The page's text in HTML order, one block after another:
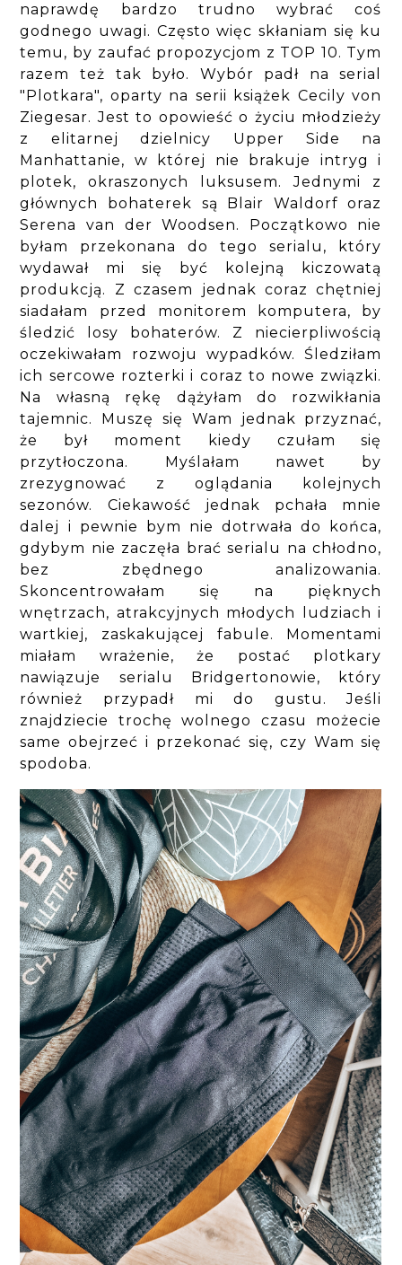
naprawdę bardzo trudno wybrać coś
godnego uwagi. Często więc skłaniam się ku
temu, by zaufać propozycjom z TOP 10. Tym
razem też tak było. Wybór padł na serial
"Plotkara", oparty na serii książek Cecily von
Ziegesar. Jest to opowieść o życiu młodzieży
z elitarnej dzielnicy Upper Side na
Manhattanie, w której nie brakuje intryg i
plotek, okraszonych luksusem. Jednymi z
głównych bohaterek są Blair Waldorf oraz
Serena van der Woodsen. Początkowo nie
byłam przekonana do tego serialu, który
wydawał mi się być kolejną kiczowatą
produkcją. Z czasem jednak coraz chętniej
siadałam przed monitorem komputera, by
śledzić losy bohaterów. Z niecierpliwością
oczekiwałam rozwoju wypadków. Śledziłam
ich sercowe rozterki i coraz to nowe związki.
Na własną rękę dążyłam do rozwikłania
tajemnic. Muszę się Wam jednak przyznać,
że był moment kiedy czułam się
przytłoczona. Myślałam nawet by
zrezygnować z oglądania kolejnych
sezonów. Ciekawość jednak pchała mnie
dalej i pewnie bym nie dotrwała do końca,
gdybym nie zaczęła brać serialu na chłodno,
bez zbędnego analizowania.
Skoncentrowałam się na pięknych
wnętrzach, atrakcyjnych młodych ludziach i
wartkiej, zaskakującej fabule. Momentami
miałam wrażenie, że postać plotkary
nawiązuje serialu Bridgertonowie, który
również przypadł mi do gustu. Jeśli
znajdziecie trochę wolnego czasu możecie
same obejrzeć i przekonać się, czy Wam się
spodoba.